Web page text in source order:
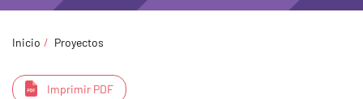
Inicio Proyectos
Imprimir PDF